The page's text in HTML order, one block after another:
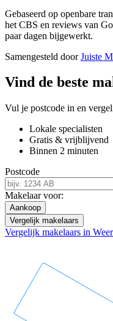
Gebaseerd op openbare
het CBS en reviews van
paar dagen bijgewerkt.
Samengesteld doorJuiste
Vind de beste
Vul je postcode in en
Lokale specialisten
Gratis & vrijblijvend
Binnen 2 minuten
Postcode
Makelaar voor:
Aankoop
Vergelijk makelaars
Vergelijk makelaars in